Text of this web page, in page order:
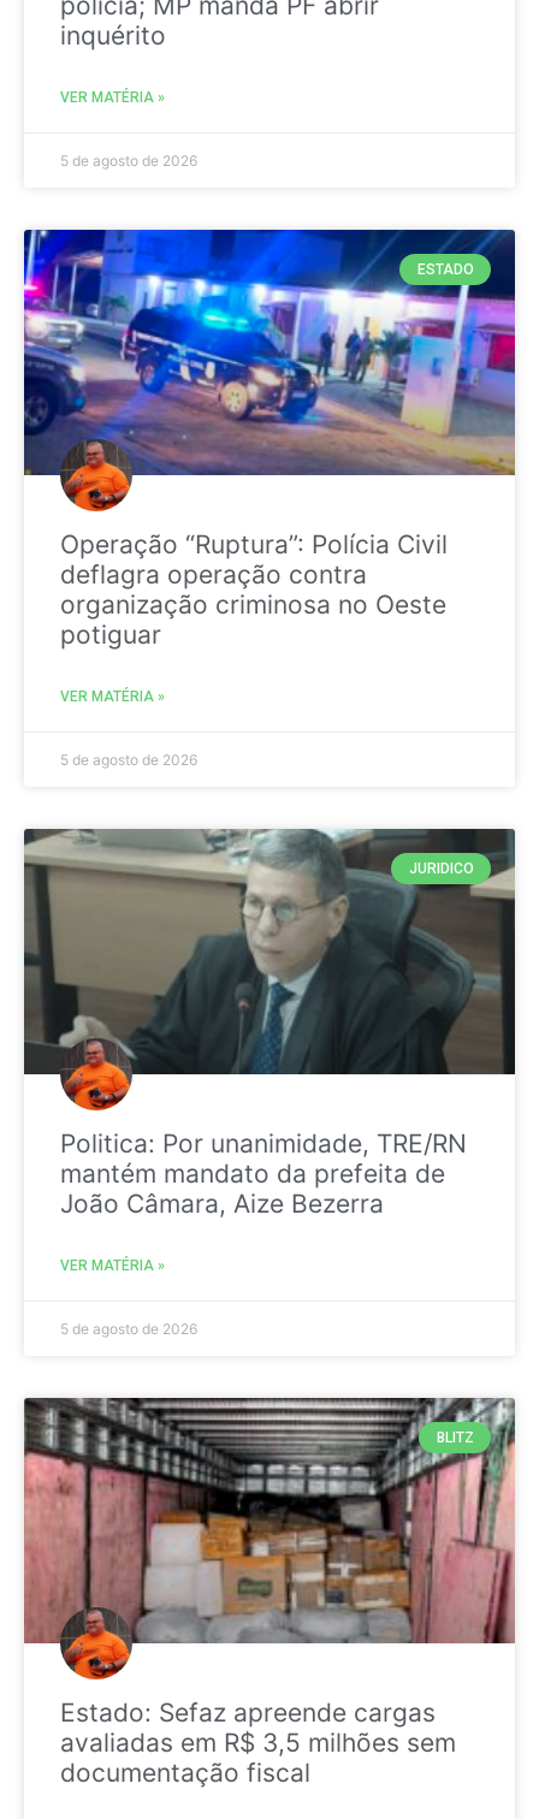
inquérito
VER MATÉRIA »
5 de agosto de 2026
ESTADO
Operação “Ruptura”: Polícia Civil
deflagra operação contra
organização criminosa no Oeste
potiguar
VER MATÉRIA »
5 de agosto de 2026
JURIDICO
Politica: Por unanimidade, TRE/RN
mantém mandato da prefeita de
João Câmara, Aize Bezerra
VER MATÉRIA »
5 de agosto de 2026
BLITZ
Estado: Sefaz apreende cargas
avaliadas em R$ 3,5 milhões sem
documentação fiscal